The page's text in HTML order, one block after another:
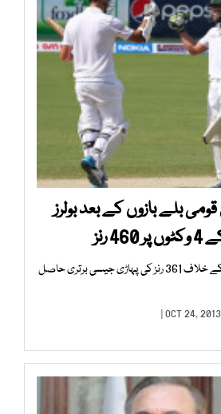
بلے بازوں کے بعد بولرز
رنز
جنوبی افریقا کو پاکستان کے خلاف 361 رنز کی پہاڑی جیسی برتری حاصل